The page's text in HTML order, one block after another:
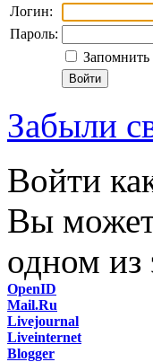
Логин:
Пароль:
Запомнить
Забыли
Войти
Вы
одном из
OpenID
Mail.Ru
Livejournal
Liveinternet
Blogger